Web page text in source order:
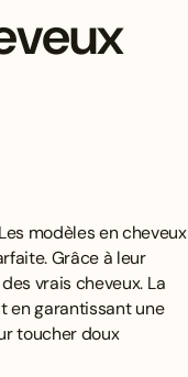
modèles en cheveux
Grâce à leur
vrais cheveux. La
en garantissant une
toucher doux